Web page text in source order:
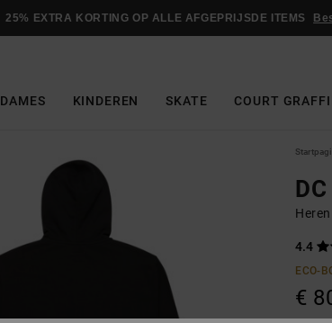
25% EXTRA KORTING OP ALLE AFGEPRIJSDE ITEMS
DAMES KINDEREN SKATE COURT
4.4
ECO-
€